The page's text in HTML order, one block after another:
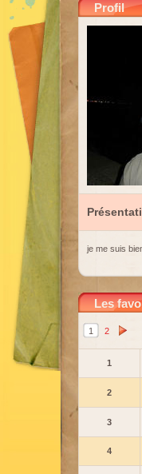
Profil
je me suis
Les
1 2
1
2
3
4